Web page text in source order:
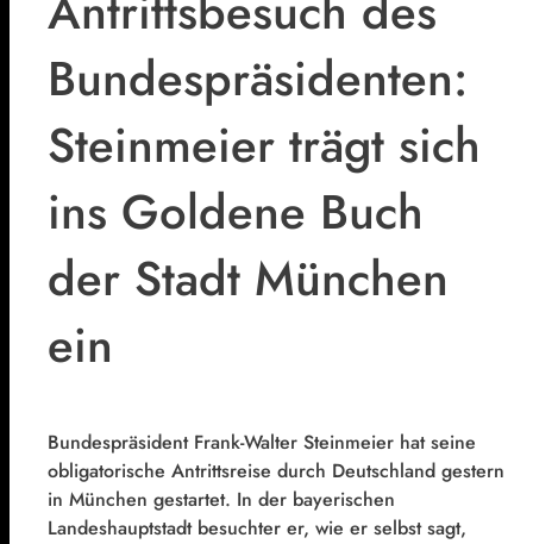
Bundespräsidenten:
Steinmeier trägt sich
ins Goldene Buch
der Stadt München
ein
Bundespräsident Frank-Walter Steinmeier hat seine
obligatorische Antrittsreise durch Deutschland gestern
in München gestartet. In der bayerischen
Landeshauptstadt besuchter er, wie er selbst sagt,